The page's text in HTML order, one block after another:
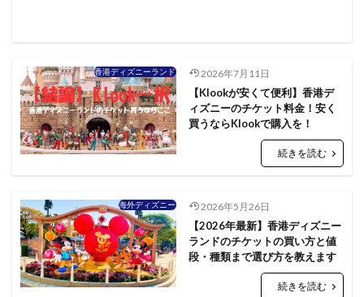
香港ディズニーランド 2026年7月11日
【Klookが安くて便利】香港デ
ィズニーのチケット料金！安く
買うならKlookで購入を！
続きを読む
海外ディズニー 2026年5月26日
【2026年最新】香港ディズニー
ランドのチケットの買い方と値
段・種類まで選び方を教えます
続きを読む